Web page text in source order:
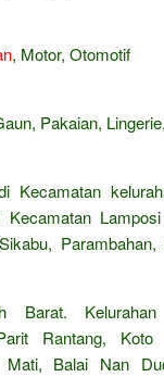
, Motor, Otomotif
Pakaian, Lingerie,
Kecamatan
Kecamatan
Barat.
Rantang,
Mati, Balai Nan